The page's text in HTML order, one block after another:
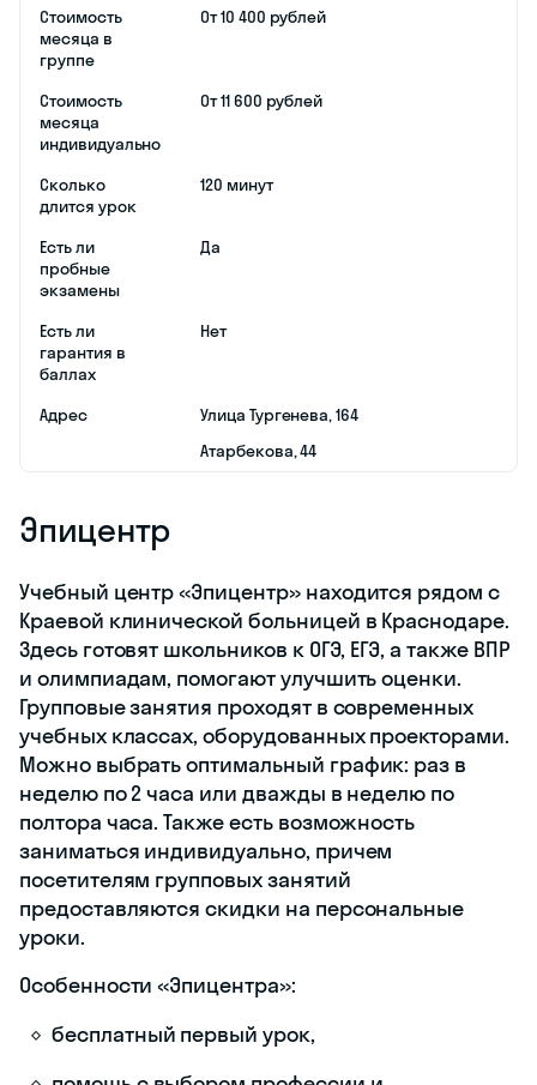
Стоимость
месяца в
группе
От 10 400 рублей
Стоимость
месяца
индивидуально
От 11 600 рублей
Сколько
длится урок
120 минут
Есть ли
пробные
экзамены
Да
Есть ли
гарантия в
баллах
Нет
Адрес
​Улица Тургенева, 164
​Атарбекова, 44
Эпицентр
Учебный центр «Эпицентр» находится рядом с
Краевой клинической больницей в Краснодаре.
Здесь готовят школьников к ОГЭ, ЕГЭ, а также ВПР
и олимпиадам, помогают улучшить оценки.
Групповые занятия проходят в современных
учебных классах, оборудованных проекторами.
Можно выбрать оптимальный график: раз в
неделю по 2 часа или дважды в неделю по
полтора часа. Также есть возможность
заниматься индивидуально, причем
посетителям групповых занятий
предоставляются скидки на персональные
уроки.
Особенности «Эпицентра»:
бесплатный первый урок,